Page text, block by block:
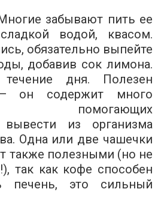
забывают пить ее
водой, квасом.
обязательно выпейте
добавив сок лимона.
дня. Полезен
он содержит много
помогающих
из организма
Одна или две чашечки
также полезными (но не
так как кофе способен
печень, это сильный